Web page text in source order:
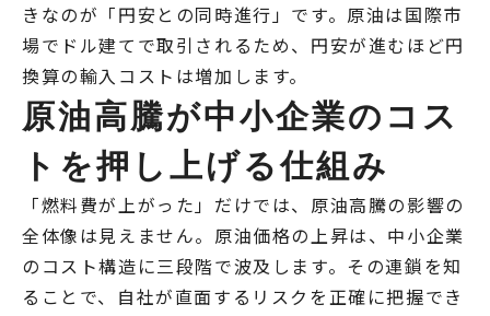
きなのが「円安との同時進行」です。原油は国際市
場でドル建てで取引されるため、円安が進むほど円
換算の輸入コストは増加します。
原油高騰が中小企業のコス
トを押し上げる仕組み
「燃料費が上がった」だけでは、原油高騰の影響の
全体像は見えません。原油価格の上昇は、中小企業
のコスト構造に三段階で波及します。その連鎖を知
ることで、自社が直面するリスクを正確に把握でき